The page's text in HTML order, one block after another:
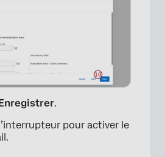
Enregistrer.
pour activer le